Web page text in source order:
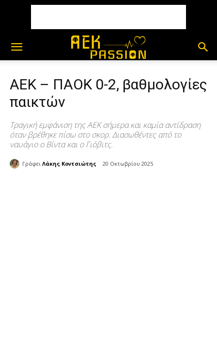
ΑΕΚ – ΠΑΟΚ 0-2, βαθμολογίες
παικτών
Τραγική εμφάνιση της ΑΕΚ σήμερα και καμία αντίδραση
όταν βρέθηκε πίσω στο σκορ. Διασωθέντες από το
ναυάγιο ο Βίντα και ο Γιόβιτς.
Γράφει Λάκης Κοντσιώτης 20 Οκτωβρίου 2025